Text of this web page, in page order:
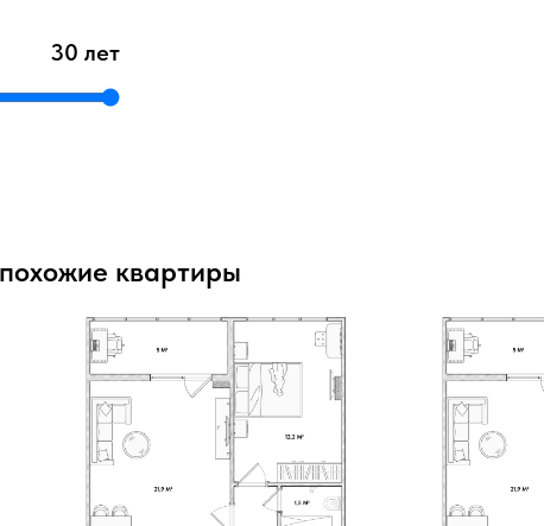
30 лет
квартиры